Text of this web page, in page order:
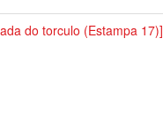
do torculo (Estampa 17)]